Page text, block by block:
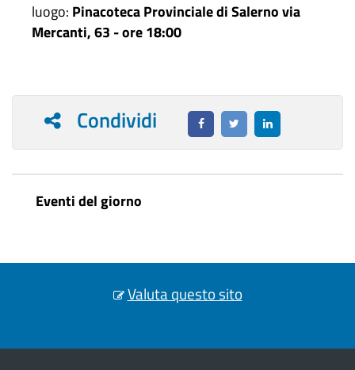
luogo: Pinacoteca Provinciale di Salerno via
Mercanti, 63 - ore 18:00
Condividi
Eventi del giorno
Valuta questo sito